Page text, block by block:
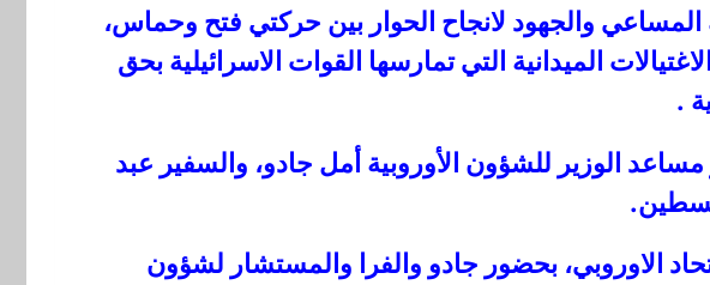
والجهود لانجاح الحوار بين حركتي فتح وحماس،
الميدانية التي تمارسها القوات الاسرائيلية بحق
.
الوزير للشؤون الأوروبية أمل جادو، والسفير عبد
البلجيكية، حيث التقى مع 28 سفيرا لدول الاتحاد الاوروبي، بحضور جادو والفرا والمستشار لشؤون